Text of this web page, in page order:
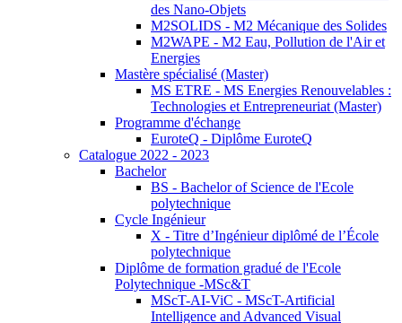
des Nano-Objets
M2SOLIDS - M2 Mécanique des Solides
M2WAPE - M2 Eau, Pollution de l'Air et
Energies
Mastère spécialisé (Master)
MS ETRE - MS Energies Renouvelables :
Technologies et Entrepreneuriat (Master)
Programme d'échange
EuroteQ - Diplôme EuroteQ
Catalogue 2022 - 2023
Bachelor
BS - Bachelor of Science de l'Ecole
polytechnique
Cycle Ingénieur
X - Titre d’Ingénieur diplômé de l’École
polytechnique
Diplôme de formation gradué de l'Ecole
Polytechnique -MSc&T
MScT-AI-ViC - MScT-Artificial
Intelligence and Advanced Visual